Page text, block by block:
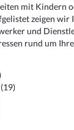
mit Kindern
zeigen wir
und
rund um